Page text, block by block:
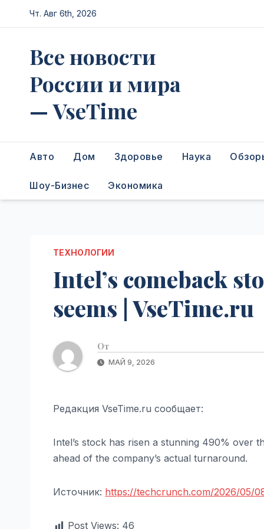
Перейти
к
Чт. Авг 6th, 2026
Все новости
России и мира
— VseTime
Авто Дом Здоровье Наука
Шоу-Бизнес Экономика
ТЕХНОЛОГИИ
Intel’s comeback
seems | VseTime.ru
От
МАЙ 9, 2026
Редакция VseTime.ru сообщает:
Intel’s stock has risen a stunning 490% over
ahead of the company’s actual turnaround.
Источник: https://techcrunch.com/2026/05/
Post Views: 46